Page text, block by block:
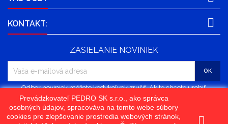
KONTAKT: 
Prevádzkovateľ PEDRO SK s.r.o., ako správca
osobných údajov, spracováva na tomto webe súbory
cookies pre zlepšovanie prostredia webových stránok,
ZASIELANIE NOVINIEK
Odber noviniek môžete kedykoľvek zrušiť. Ak to chcete urobiť,
kontaktujte nás.